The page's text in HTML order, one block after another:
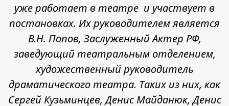
уже работает в театре и участвует в
постановках. Их руководителем является
В.Н. Попов, Заслуженный Актер РФ,
заведующий театральным отделением,
художественный руководитель
драматического театра. Таких из них, как
Сергей Кузьминцев, Денис Майданюк, Денис